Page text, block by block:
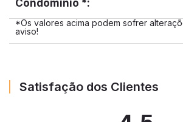
Condominio *:
*Os valores acima podem sofrer
aviso!
Satisfação dos Clientes